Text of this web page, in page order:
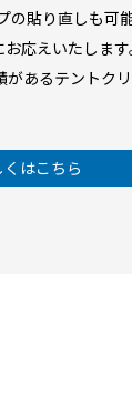
貼り直しも可能
応えいたします
があるテントク
はこちら